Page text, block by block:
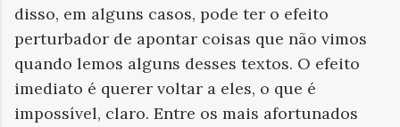
disso, em alguns casos, pode ter o efeito
perturbador de apontar coisas que não vimos
quando lemos alguns desses textos. O efeito
imediato é querer voltar a eles, o que é
impossível, claro. Entre os mais afortunados